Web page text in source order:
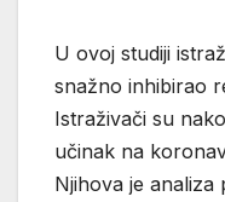
U ovoj studiji
snažno inhibirao
Istraživači su
učinak na
Njihova je analiza